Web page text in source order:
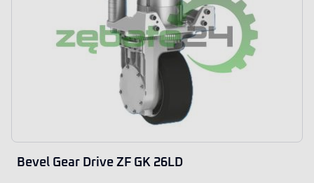
Bevel Gear Drive ZF GK 26LD